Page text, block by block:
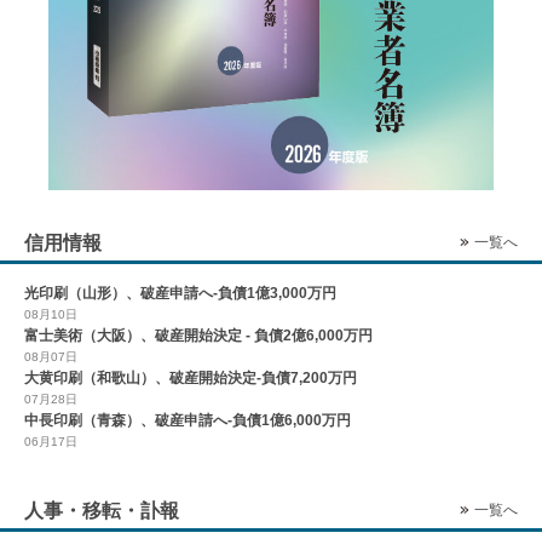
信用情報 一覧へ
光印刷（山形）、破産申請へ-負債1億3,000万円
08月10日
富士美術（大阪）、破産開始決定 - 負債2億6,000万円
08月07日
大黄印刷（和歌山）、破産開始決定-負債7,200万円
07月28日
中長印刷（青森）、破産申請へ-負債1億6,000万円
06月17日
人事・移転・訃報 一覧へ